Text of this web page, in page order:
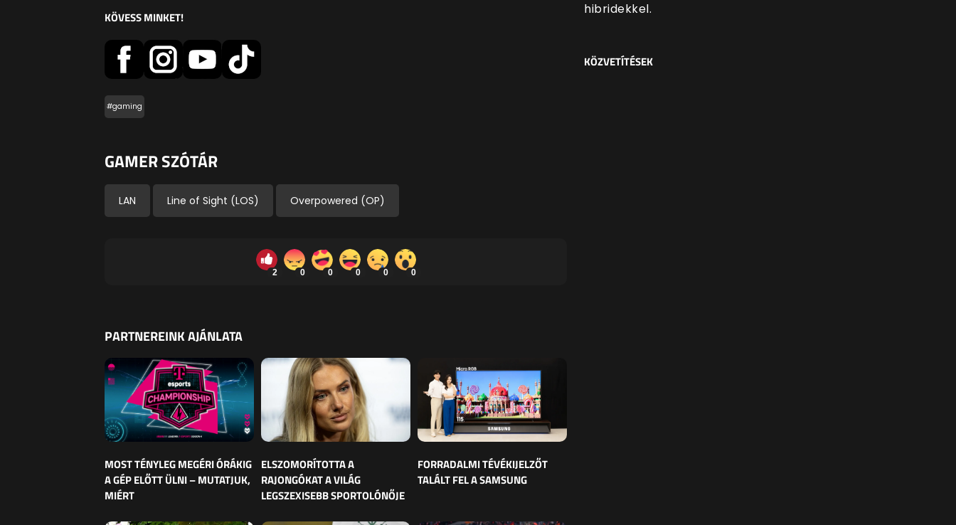
KÖVESS MINKET!
#gaming
GAMER SZÓTÁR
LAN Line of Sight (LOS) Overpowered (OP)
2 0 0 0 0 0
PARTNEREINK AJÁNLATA
MOST TÉNYLEG MEGÉRI ÓRÁKIG
A GÉP ELŐTT ÜLNI – MUTATJUK,
MIÉRT
ELSZOMORÍTOTTA A
RAJONGÓKAT A VILÁG
LEGSZEXISEBB SPORTOLÓNŐJE
FORRADALMI TÉVÉKIJELZŐT
TALÁLT FEL A SAMSUNG
hibridekkel.
KÖZVETÍTÉSEK